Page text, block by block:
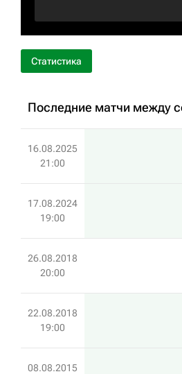
Статистика
Последние матчи между
16.08.2025
21:00
17.08.2024
19:00
26.08.2018
20:00
22.08.2018
19:00
08.08.2015